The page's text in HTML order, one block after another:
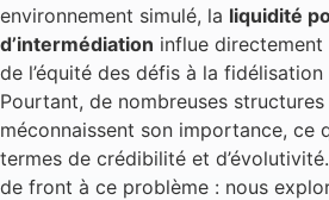
environnement simulé, la liquidité
d’intermédiation influe
de l’équité des défis à la
Pourtant, de nombreuses
méconnaissent son importance, ce
termes de crédibilité et
de front à ce problème : nous